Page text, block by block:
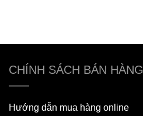
CHÍNH SÁCH BÁN HÀNG
Hướng dẫn mua hàng online